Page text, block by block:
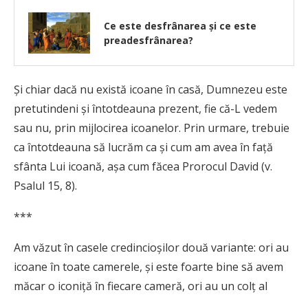
Ce este desfrânarea și ce este
preadesfrânarea?
Şi chiar dacă nu există icoane în casă, Dumnezeu este
pretutindeni şi întotdeauna prezent, fie că-L vedem
sau nu, prin mijlocirea icoanelor. Prin urmare, trebuie
ca întotdeauna să lucrăm ca şi cum am avea în faţă
sfânta Lui icoană, aşa cum făcea Prorocul David (v.
Psalul 15, 8).
***
Am văzut în casele credincioşilor două variante: ori au
icoane în toate camerele, şi este foarte bine să avem
măcar o iconiţă în fiecare cameră, ori au un colţ al